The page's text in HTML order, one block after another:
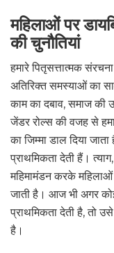
महिलाओं पर
की चुनौतियां
हमारे पितृसत्तात्मक
अतिरिक्त समस्याओं का
काम का दबाव, समाज की
जेंडर रोल्स की वजह से
का जिम्मा डाल दिया
प्राथमिकता देती हैं।
महिमामंडन करके
जाती है। आज भी अगर
प्राथमिकता देती है, तो उसे
है।